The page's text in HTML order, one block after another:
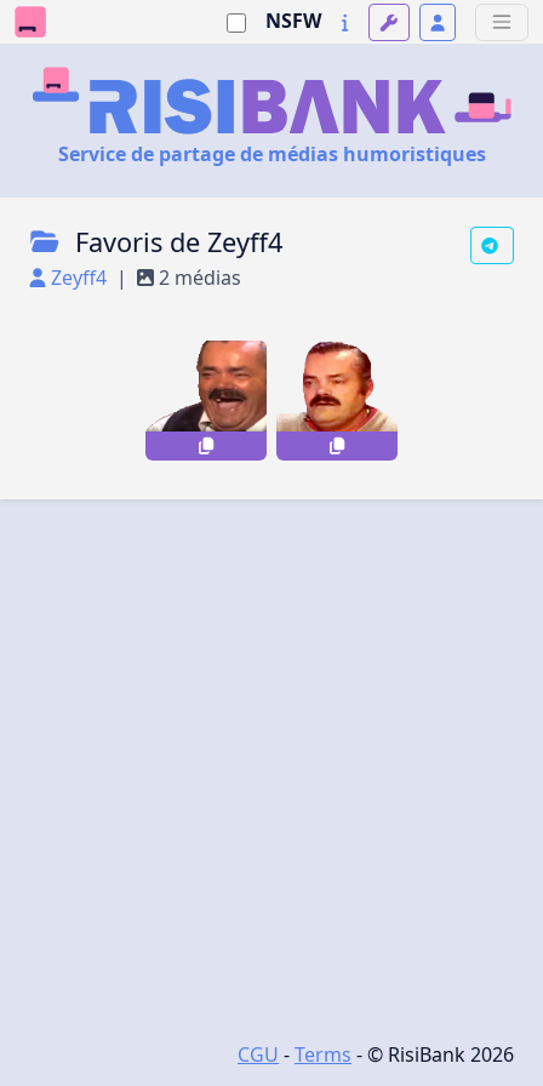
NSFW
Service de partage de médias humoristiques
Favoris de Zeyff4
Zeyff4 | 2 médias
CGU -Terms - © RisiBank 2026